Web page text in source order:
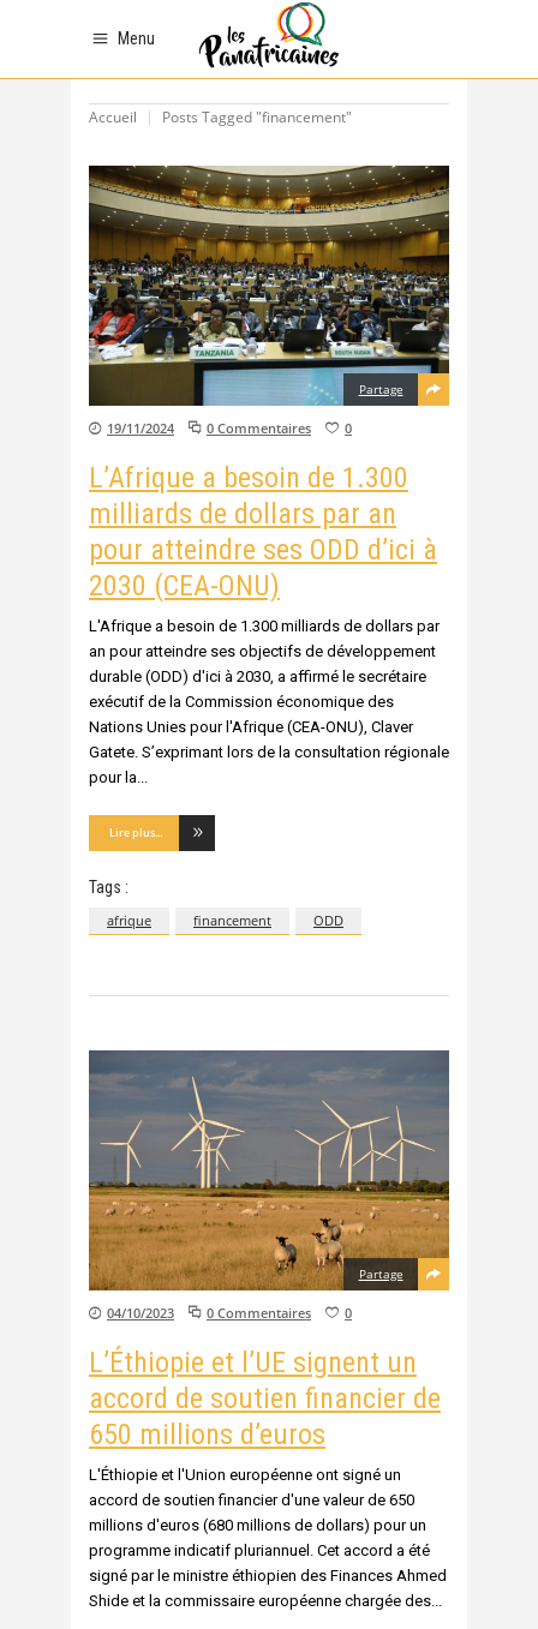
Menu
Accueil Posts Tagged "financement"
Partage
19/11/2024 0 Commentaires 0
L’Afrique a besoin de 1.300
milliards de dollars par an
pour atteindre ses ODD d’ici à
2030 (CEA-ONU)
L'Afrique a besoin de 1.300 milliards de dollars par
an pour atteindre ses objectifs de développement
durable (ODD) d'ici à 2030, a affirmé le secrétaire
exécutif de la Commission économique des
Nations Unies pour l'Afrique (CEA-ONU), Claver
Gatete. S’exprimant lors de la consultation régionale
pour la
Lire plus...
Tags :
afrique financement ODD
Partage
04/10/2023 0 Commentaires 0
L’Éthiopie et l’UE signent un
accord de soutien financier de
650 millions d’euros
L'Éthiopie et l'Union européenne ont signé un
accord de soutien financier d'une valeur de 650
millions d'euros (680 millions de dollars) pour un
programme indicatif pluriannuel. Cet accord a été
signé par le ministre éthiopien des Finances Ahmed
Shide et la commissaire européenne chargée des